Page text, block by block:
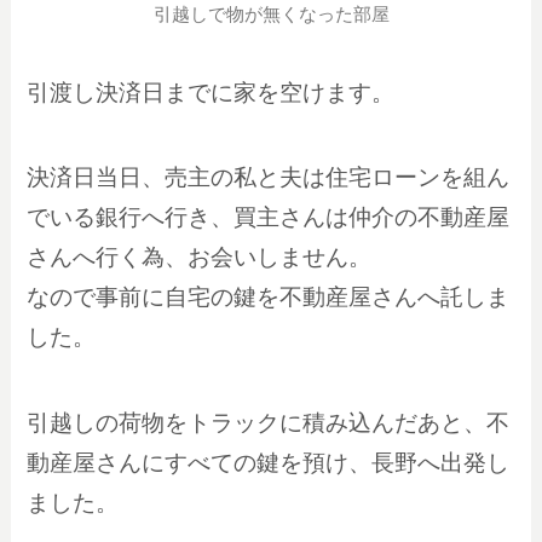
引越しで物が無くなった部屋
引渡し決済日までに家を空けます。
決済日当日、売主の私と夫は住宅ローンを組ん
でいる銀行へ行き、買主さんは仲介の不動産屋
さんへ行く為、お会いしません。
なので事前に自宅の鍵を不動産屋さんへ託しま
した。
引越しの荷物をトラックに積み込んだあと、不
動産屋さんにすべての鍵を預け、長野へ出発し
ました。